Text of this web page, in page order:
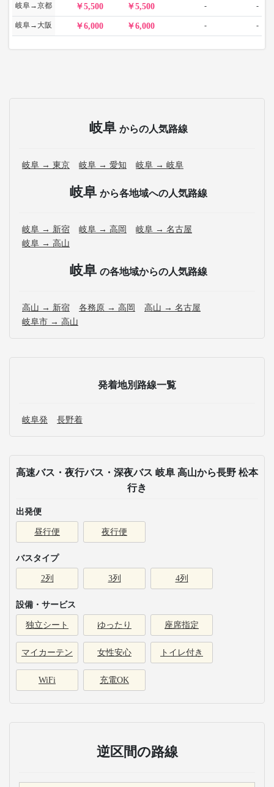
岐阜→京都 5,500 5,500 - -
岐阜→大阪 6,000 6,000 - -
岐阜 からの人気路線
岐阜 → 東京 岐阜 → 愛知 岐阜 → 岐阜
岐阜 から各地域への人気路線
岐阜 → 新宿 岐阜 → 高岡
岐阜 → 名古屋
岐阜 → 高山
岐阜 の各地域からの人気路線
高山 → 新宿 各務原 → 高岡
高山 → 名古屋
岐阜市 → 高山
発着地別路線一覧
岐阜発 長野着
高速バス・夜行バス・深夜バス 岐阜 高山から長野 松本
行き
出発便
昼行便 夜行便
バスタイプ
2列 3列 4列
設備・サービス
独立シート ゆったり 座席指定
マイカーテン 女性安心 トイレ付き
WiFi 充電OK
逆区間の路線